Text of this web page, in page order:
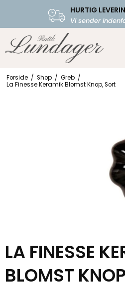
HURTIG
Vi sender
FRI FRAGT
Starter fra
Forside / Shop / Greb /
La Finesse Keramik Blomst Knop, Sort
LA FINESSE
BLOMST